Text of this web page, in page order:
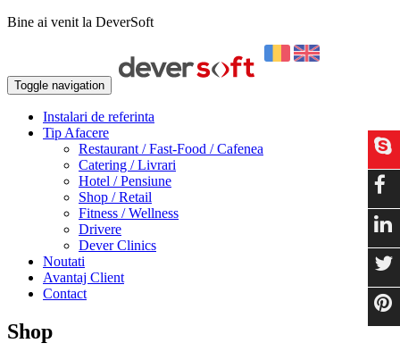
Bine ai venit la DeverSoft
Toggle navigation
Instalari de referinta
Tip Afacere
Restaurant / Fast-Food / Cafenea
Catering / Livrari
Hotel / Pensiune
Shop / Retail
Fitness / Wellness
Drivere
Dever Clinics
Noutati
Avantaj Client
Contact
Shop